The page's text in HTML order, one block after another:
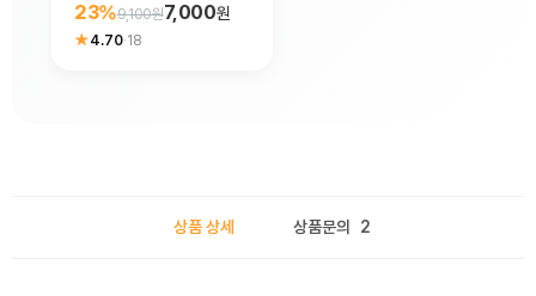
23%9,100원7,000원
★4.70·18
상품 상세 상품문의 2